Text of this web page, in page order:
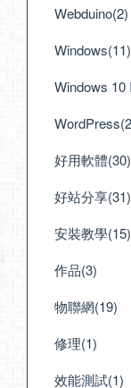
Webduino(2)
Windows(11)
Windows 10
好用軟體(30)
好站分享(31)
安裝教學(15)
作品(3)
物聯網(19)
修理(1)
效能測試(1)